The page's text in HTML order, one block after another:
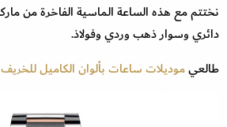
دائري وسوار ذهب وردي وفولاذ.
طالعيموديلات ساعات بألوان الكاميل للخريف